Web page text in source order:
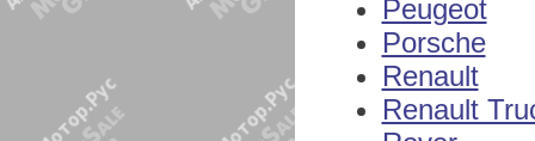
Peugeot
Porsche
Renault
Renault